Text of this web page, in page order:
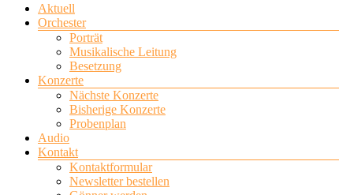
Menü
Aktuell
Orchester
Porträt
Musikalische Leitung
Besetzung
Konzerte
Nächste Konzerte
Bisherige Konzerte
Probenplan
Audio
Kontakt
Kontaktformular
Newsletter bestellen